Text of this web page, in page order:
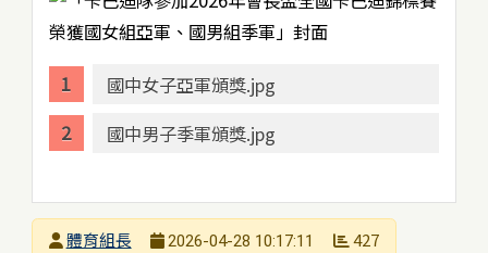
國中女子亞軍頒獎.jpg
國中男子季軍頒獎.jpg
發布者
體育組長
2026-04-28 10:17:11 427